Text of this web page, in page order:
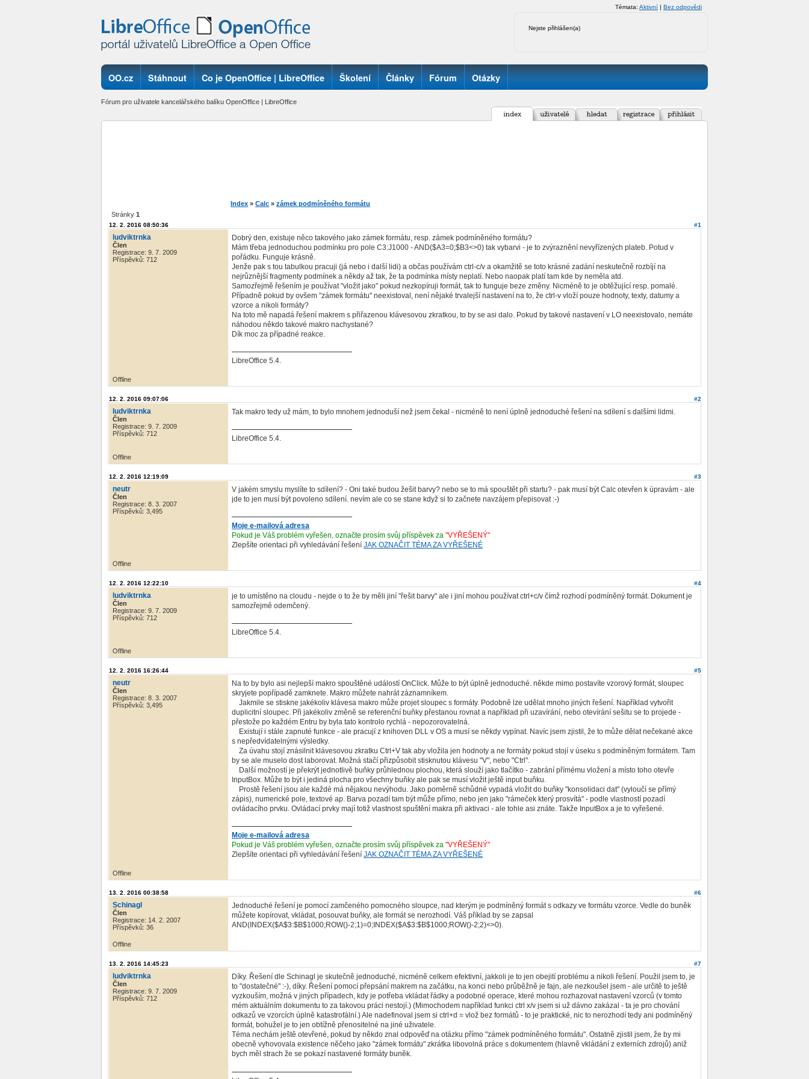
Nejste přihlášen(a)
Témata: Aktivní | Bez odpovědi
OO.cz Stáhnout Co je OpenOffice | LibreOffice Školení Články Fórum Otázky
Fórum pro uživatele kancelářského balíku OpenOffice | LibreOffice
Index » Calc » zámek podmíněného formátu
Stránky 1
#1
12. 2. 2016 08:50:36
ludviktrnka
Člen
Registrace: 9. 7. 2009
Příspěvků: 712
Dobrý den, existuje něco takového jako zámek formátu, resp. zámek podmíněného formátu?
Mám třeba jednoduchou podmínku pro pole C3:J1000 - AND($A3=0;$B3<>0) tak vybarvi - je to zvýraznění nevyřízených plateb. Potud v
pořádku. Funguje krásně.
Jenže pak s tou tabulkou pracuji (já nebo i další lidi) a občas používám ctrl-c/v a okamžitě se toto krásné zadání neskutečně rozbíjí na
nejrůznější fragmenty podmínek a někdy až tak, že ta podmínka místy neplatí. Nebo naopak platí tam kde by neměla atd.
Samozřejmě řešením je používat "vložit jako" pokud nezkopíruji formát, tak to funguje beze změny. Nicméně to je obtěžující resp. pomalé.
Případně pokud by ovšem "zámek formátu" neexistoval, není nějaké trvalejší nastavení na to, že ctrl-v vloží pouze hodnoty, texty, datumy a
vzorce a nikoli formáty?
Na toto mě napadá řešení makrem s přiřazenou klávesovou zkratkou, to by se asi dalo. Pokud by takové nastavení v LO neexistovalo, nemáte
náhodou někdo takové makro nachystané?
Dík moc za případné reakce.
LibreOffice 5.4.
Offline
#2
12. 2. 2016 09:07:06
ludviktrnka
Člen
Registrace: 9. 7. 2009
Příspěvků: 712
Tak makro tedy už mám, to bylo mnohem jednoduší než jsem čekal - nicméně to není úplně jednoduché řešení na sdílení s dalšími lidmi.
LibreOffice 5.4.
Offline
#3
12. 2. 2016 12:19:09
neutr
Člen
Registrace: 8. 3. 2007
Příspěvků: 3,495
V jakém smyslu myslíte to sdílení? - Oni také budou žešit barvy? nebo se to má spouštět při startu? - pak musí být Calc otevřen k úpravám - ale
jde to jen musí být povoleno sdílení. nevím ale co se stane když si to začnete navzájem přepisovat :-)
Moje e-mailová adresa
Pokud je Váš problém vyřešen, označte prosím svůj příspěvek za "VYŘEŠENÝ"
Zlepšíte orientaci při vyhledávání řešení JAK OZNAČIT TÉMA ZA VYŘEŠENÉ
Offline
#4
12. 2. 2016 12:22:10
ludviktrnka
Člen
Registrace: 9. 7. 2009
Příspěvků: 712
je to umístěno na cloudu - nejde o to že by měli jiní "řešit barvy" ale i jiní mohou používat ctrl+c/v čímž rozhodí podmíněný formát. Dokument je
samozřejmě odemčený.
LibreOffice 5.4.
Offline
#5
12. 2. 2016 16:26:44
neutr
Člen
Registrace: 8. 3. 2007
Příspěvků: 3,495
Na to by bylo asi nejlepší makro spouštěné událostí OnClick. Může to být úplně jednoduché. někde mimo postavíte vzorový formát, sloupec
skryjete popřípadě zamknete. Makro můžete nahrát záznamníkem.
Jakmile se stiskne jakékoliv klávesa makro může projet sloupec s formáty. Podobně lze udělat mnoho jiných řešení. Například vytvořit
duplicitní sloupec. Při jakékoliv změně se referenční buňky přestanou rovnat a například při uzavírání, nebo otevírání sešitu se to projede -
přestože po každém Entru by byla tato kontrolo rychlá - nepozorovatelná.
Existují i stále zapnuté funkce - ale pracují z knihoven DLL v OS a musí se někdy vypínat. Navíc jsem zjistil, že to může dělat nečekané akce
s nepředvídatelnými výsledky.
Za úvahu stojí znásilnit klávesovou zkratku Ctrl+V tak aby vložila jen hodnoty a ne formáty pokud stojí v úseku s podmíněným formátem. Tam
by se ale muselo dost laborovat. Možná stačí přizpůsobit stisknutou klávesu "V", nebo "Ctrl".
Další možností je překrýt jednotlivě buňky průhlednou plochou, která slouží jako tlačítko - zabrání přímému vložení a místo toho otevře
InputBox. Může to být i jediná plocha pro všechny buňky ale pak se musí vložit ještě input buňku.
Prostě řešení jsou ale každé má nějakou nevýhodu. Jako poměrně schůdné vypadá vložit do buňky "konsolidaci dat" (vyloučí se přímý
zápis), numerické pole, textové ap. Barva pozadí tam být může přímo, nebo jen jako "rámeček který prosvítá" - podle vlastností pozadí
ovládacího prvku. Ovládací prvky mají totiž vlastnost spuštění makra při aktivaci - ale tohle asi znáte. Takže InputBox a je to vyřešené.
Moje e-mailová adresa
Pokud je Váš problém vyřešen, označte prosím svůj příspěvek za "VYŘEŠENÝ"
Zlepšíte orientaci při vyhledávání řešení JAK OZNAČIT TÉMA ZA VYŘEŠENÉ
Offline
#6
13. 2. 2016 00:38:58
Schinagl
Člen
Registrace: 14. 2. 2007
Příspěvků: 36
Jednoduché řešení je pomocí zamčeného pomocného sloupce, nad kterým je podmíněný formát s odkazy ve formátu vzorce. Vedle do buněk
můžete kopírovat, vkládat, posouvat buňky, ale formát se nerozhodí. Váš příklad by se zapsal
AND(INDEX($A$3:$B$1000;ROW()-2;1)=0;INDEX($A$3:$B$1000;ROW()-2;2)<>0).
Offline
#7
13. 2. 2016 14:45:23
ludviktrnka
Člen
Registrace: 9. 7. 2009
Příspěvků: 712
Díky. Řešení dle Schinagl je skutečně jednoduché, nicméně celkem efektivní, jakkoli je to jen obejití problému a nikoli řešení. Použil jsem to, je
to "dostatečné" :-), díky. Řešení pomocí přepsání makrem na začátku, na konci nebo průběžně je fajn, ale nezkoušel jsem - ale určitě to ještě
vyzkouším, možná v jiných případech, kdy je potřeba vkládat řádky a podobné operace, které mohou rozhazovat nastavení vzorců (v tomto
mém aktuálním dokumentu to za takovou práci nestojí.) (Mimochodem například funkci ctrl x/v jsem si už dávno zakázal - ta je pro chování
odkazů ve vzorcích úplně katastrofální.) Ale nadefinoval jsem si ctrl+d = vlož bez formátů - to je praktické, nic to nerozhodí tedy ani podmíněný
formát, bohužel je to jen obtížně přenositelné na jiné uživatele.
Téma nechám ještě otevřené, pokud by někdo znal odpověď na otázku přímo "zámek podmíněného formátu". Ostatně zjistil jsem, že by mi
obecně vyhovovala existence něčeho jako "zámek formátu" zkrátka libovolná práce s dokumentem (hlavně vkládání z externích zdrojů) aniž
bych měl strach že se pokazí nastavené formáty buněk.